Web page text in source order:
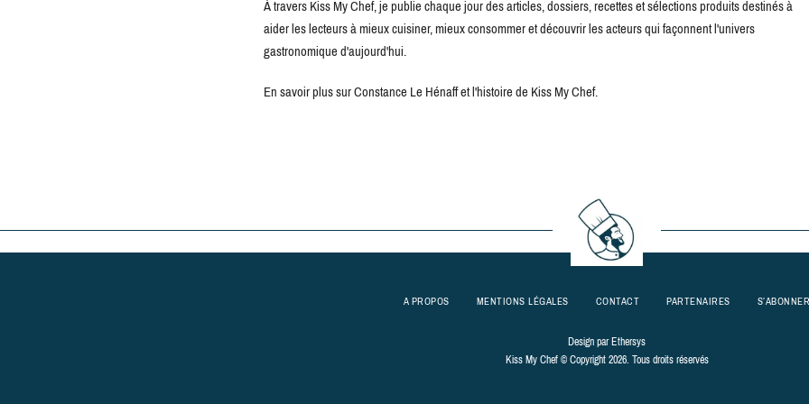
À travers Kiss My Chef, je publie chaque jour des articles, dossiers, recettes et sélections produits destinés à
aider les lecteurs à mieux cuisiner, mieux consommer et découvrir les acteurs qui façonnent l'univers
gastronomique d'aujourd'hui.
En savoir plus sur Constance Le Hénaff et l'histoire de Kiss My Chef.
A PROPOS MENTIONS LÉGALES CONTACT PARTENAIRES S’ABONNER
Design parEthersys
Kiss My Chef © Copyright 2026. Tous droits réservés